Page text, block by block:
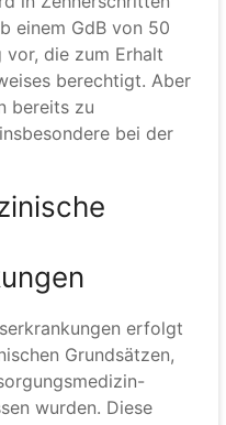
einem GdB von 50
vor, die zum Erhalt
berechtigt. Aber
bereits zu
bei der
erfolgt
Grundsätzen,
wurden. Diese